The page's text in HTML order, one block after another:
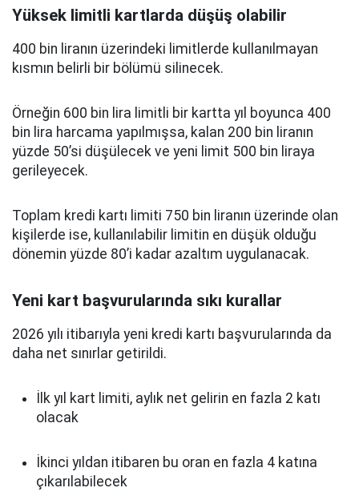
Yüksek limitli kartlarda düşüş olabilir
400 bin liranın üzerindeki limitlerde kullanılmayan
kısmın belirli bir bölümü silinecek.
Örneğin 600 bin lira limitli bir kartta yıl boyunca 400
bin lira harcama yapılmışsa, kalan 200 bin liranın
yüzde 50’si düşülecek ve yeni limit 500 bin liraya
gerileyecek.
Toplam kredi kartı limiti 750 bin liranın üzerinde olan
kişilerde ise, kullanılabilir limitin en düşük olduğu
dönemin yüzde 80’i kadar azaltım uygulanacak.
Yeni kart başvurularında sıkı kurallar
2026 yılı itibarıyla yeni kredi kartı başvurularında da
daha net sınırlar getirildi.
İlk yıl kart limiti, aylık net gelirin en fazla 2 katı
olacak
İkinci yıldan itibaren bu oran en fazla 4 katına
çıkarılabilecek